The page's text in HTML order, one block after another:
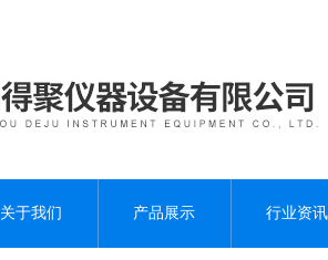
关于我们 产品展示 行业资讯